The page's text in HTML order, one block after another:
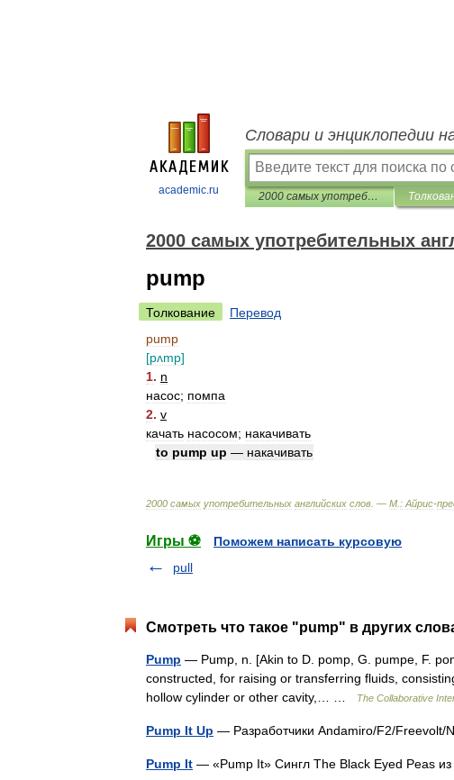
academic.ru
Словари и энциклопедии
2000 самых употребительных английских слов
2000 самых употребительных
pump
Толкование
Перевод
pump
[pʌmp]
1. n
насос; помпа
2. v
качать насосом; накачивать
to pump up — накачивать
2000 самых употребительных английских слов . — М : Айрис-
Игры ⚽
Поможем написать курсовую
pull
Смотреть что такое "pump" в других
Pump — Pump, n. [Akin to D. pomp, G. pumpe, F.
constructed, for raising or transferring fluids,
hollow cylinder or other cavity,… …
The Collaborative
Pump It Up — Разработчики Andamiro/F2/
Pump It — «Pump It» Сингл The Black Eyed Peas